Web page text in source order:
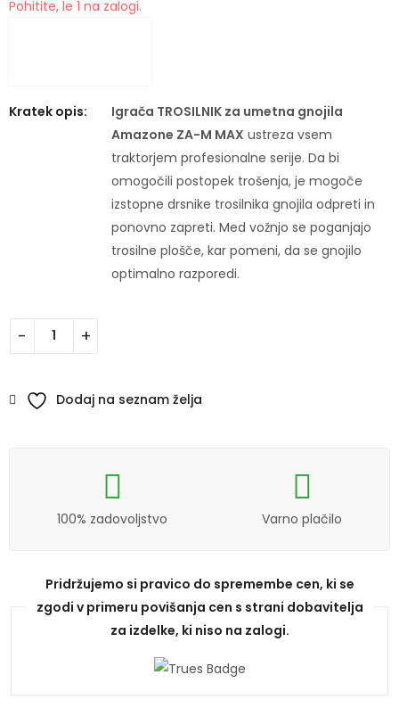
Pohitite, le 1 na zalogi.
Kratek opis:
Igrača TROSILNIK za umetna gnojila
Amazone ZA-M MAX ustreza vsem
traktorjem profesionalne serije. Da bi
omogočili postopek trošenja, je mogoče
izstopne drsnike trosilnika gnojila odpreti in
ponovno zapreti. Med vožnjo se poganjajo
trosilne plošče, kar pomeni, da se gnojilo
optimalno razporedi.
Dodaj na seznam želja
100% zadovoljstvo Varno plačilo
Pridržujemo si pravico do spremembe cen, ki se
zgodi v primeru povišanja cen s strani dobavitelja
za izdelke, ki niso na zalogi.